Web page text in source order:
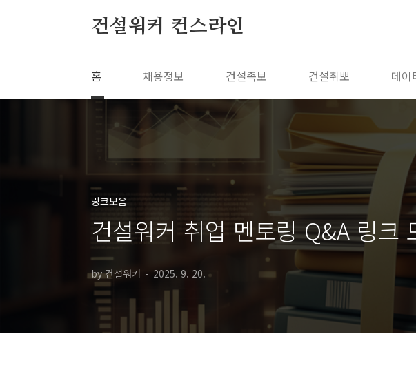
건설워커 컨스라인
홈 채용정보 건설족보 건설취뽀 데이
링크모음
건설워커 취업 멘토링 Q&A 링크
by 건설워커 2025. 9. 20.